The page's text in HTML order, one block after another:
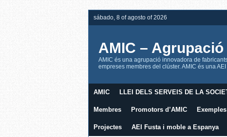
sábado, 8 of agosto of 2026
AMIC –
AMIC és una agrupació innovadora de
empreses membres del clúster. AMIC és una
AMIC LLEI DELS SERVEIS DE LA
Membres Promotors d’AMIC
Projectes AEI Fusta i moble a Espanya